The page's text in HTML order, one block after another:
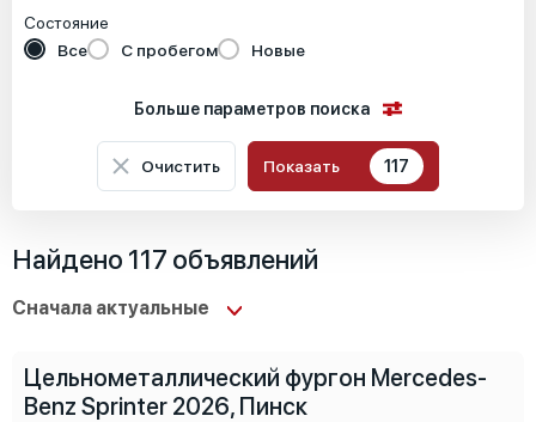
Состояние
Все
С пробегом Новые
Больше параметров поиска
Местоположение
Специальные характеристики
Очистить Показать 117
Найдено 117 объявлений
Цельнометаллический фургон Mercedes-
Benz Sprinter 2026, Пинск